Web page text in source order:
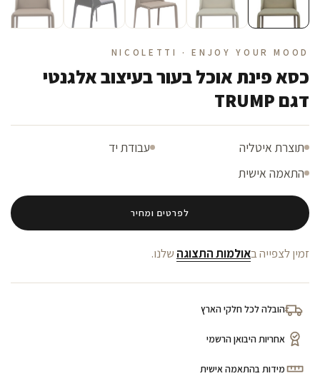
NICOLETTI · ENJOY YOUR MOOD
כסא פינת אוכל בעור בעיצוב אלגנטי
דגם TRUMP
תוצרת איטליה
עבודת יד
התאמה אישית
לפרטים ומחיר
זמין לצפייה באולמות התצוגה שלנו.
הובלה לכל חלקי הארץ
אחריות היבואן הרשמי
מידות בהתאמה אישית